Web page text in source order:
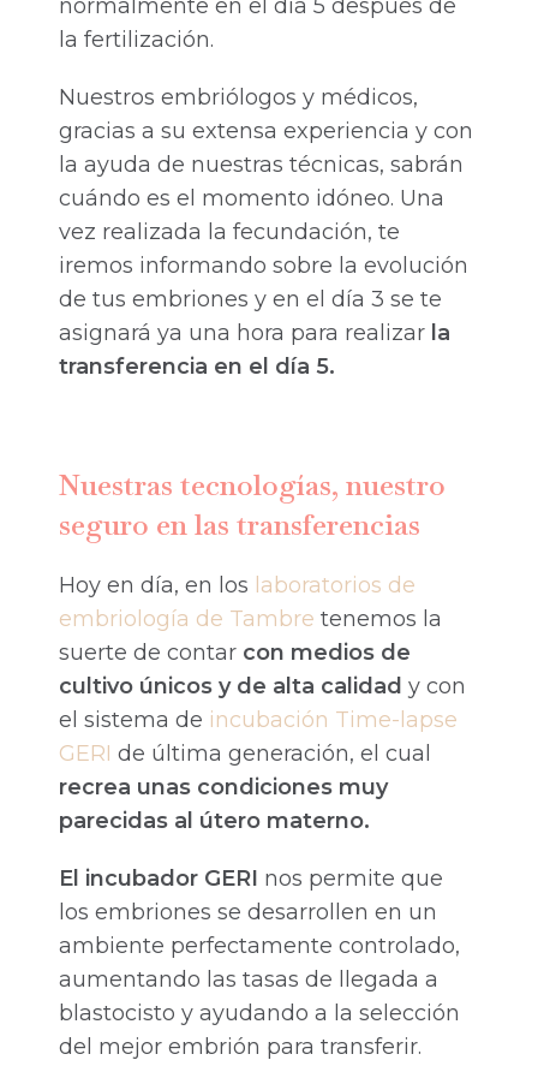
normalmente en el día 5 después de
la fertilización.
Nuestros embriólogos y médicos,
gracias a su extensa experiencia y con
la ayuda de nuestras técnicas, sabrán
cuándo es el momento idóneo. Una
vez realizada la fecundación, te
iremos informando sobre la evolución
de tus embriones y en el día 3 se te
asignará ya una hora para realizar la
transferencia en el día 5.
Nuestras tecnologías, nuestro
seguro en las transferencias
Hoy en día, en los laboratorios de
embriología de Tambre tenemos la
suerte de contar con medios de
cultivo únicos y de alta calidad y con
el sistema de incubación Time-lapse
GERI de última generación, el cual
recrea unas condiciones muy
parecidas al útero materno.
El incubador GERI nos permite que
los embriones se desarrollen en un
ambiente perfectamente controlado,
aumentando las tasas de llegada a
blastocisto y ayudando a la selección
del mejor embrión para transferir.